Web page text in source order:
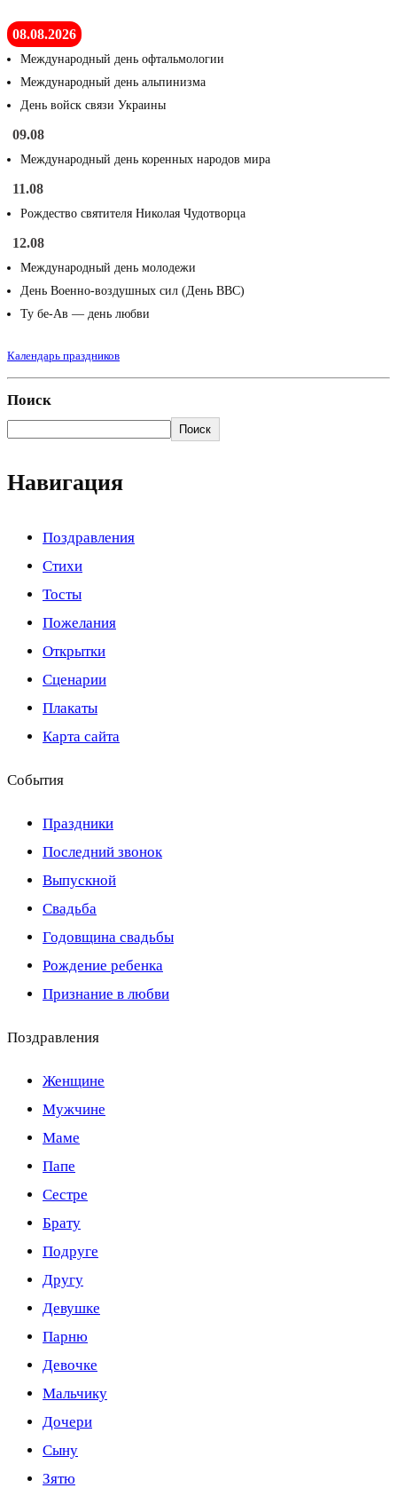
08.08.2026
Международный день офтальмологии
Международный день альпинизма
День войск связи Украины
09.08
Международный день коренных народов мира
11.08
Рождество святителя Николая Чудотворца
12.08
Международный день молодежи
День Военно-воздушных сил (День ВВС)
Ту бе-Ав — день любви
Календарь праздников
Поиск
Поиск
Навигация
Поздравления
Стихи
Тосты
Пожелания
Открытки
Сценарии
Плакаты
Карта сайта
События
Праздники
Последний звонок
Выпускной
Свадьба
Годовщина свадьбы
Рождение ребенка
Признание в любви
Поздравления
Женщине
Мужчине
Маме
Папе
Сестре
Брату
Подруге
Другу
Девушке
Парню
Девочке
Мальчику
Дочери
Сыну
Зятю